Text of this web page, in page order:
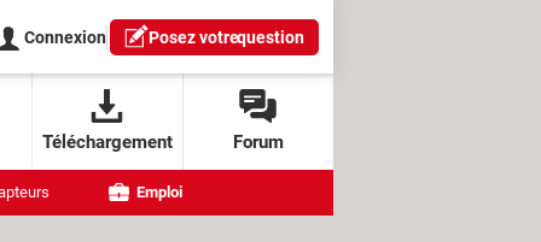
Connexion Posez votrequestion
Téléchargement Forum
Emploi